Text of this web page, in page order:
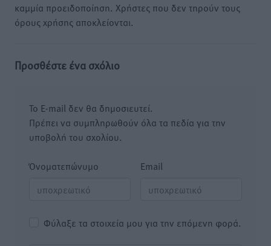
καμμία προειδοποίηση. Χρήστες που δεν τηρούν τους
όρους χρήσης αποκλείονται.
Προσθέστε ένα σχόλιο
Το E-mail δεν θα δημοσιευτεί.
Πρέπει να συμπληρωθούν όλα τα πεδία για την
υποβολή του σχολίου.
Όνοματεπώνυμο Email
Φύλαξε τα στοιχεία μου για την επόμενη φορά.